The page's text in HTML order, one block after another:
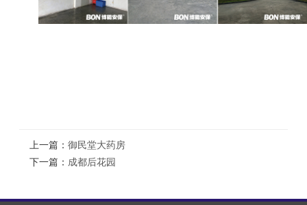
上一篇： 御民堂大药房
下一篇： 成都后花园